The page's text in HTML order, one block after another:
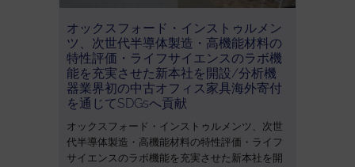
オックスフォード・インストゥルメン
ツ、次世代半導体製造・高機能材料の
特性評価・ライフサイエンスのラボ機
能を充実させた新本社を開設/分析機
器業界初の中古オフィス家具海外寄付
を通じてSDGsへ貢献
オックスフォード・インストゥルメンツ、次世
代半導体製造・高機能材料の特性評価・ライフ
サイエンスのラボ機能を充実させた新本社を開